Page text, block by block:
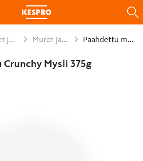
Murot ja myslit Paahdettu mysli
Crunchy Mysli 375g